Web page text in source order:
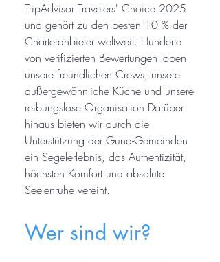
TripAdvisor Travelers' Choice 2025
und gehört zu den besten 10 % der
Charteranbieter weltweit. Hunderte
von verifizierten Bewertungen loben
unsere freundlichen Crews, unsere
außergewöhnliche Küche und unsere
reibungslose Organisation.Darüber
hinaus bieten wir durch die
Unterstützung der Guna-Gemeinden
ein Segelerlebnis, das Authentizität,
höchsten Komfort und absolute
Seelenruhe vereint.
Wer sind wir?